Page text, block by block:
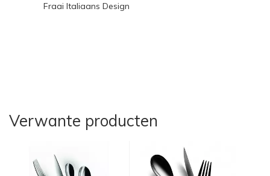
Fraai Italiaans Design
Verwante producten